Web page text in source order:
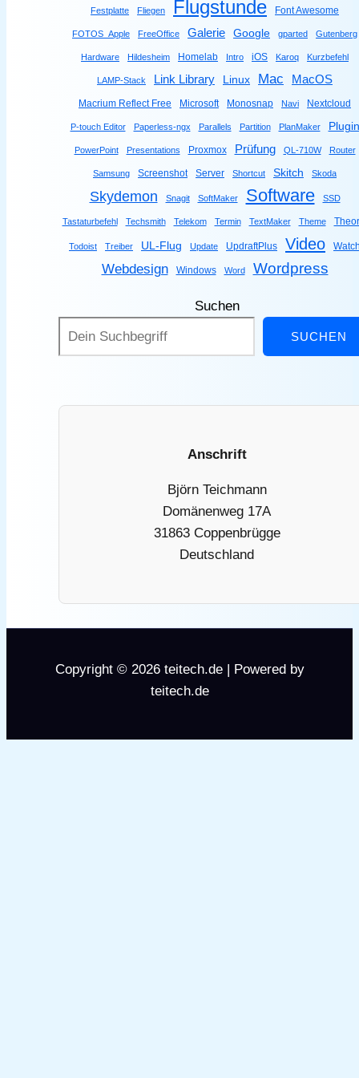
Festplatte Fliegen Flugstunde Font Awesome
FOTOS_Apple FreeOffice Galerie Google gparted Gutenberg
Hardware Hildesheim Homelab Intro iOS Karoq Kurzbefehl
LAMP-Stack Link Library Linux Mac MacOS
Macrium Reflect Free Microsoft Monosnap Navi Nextcloud
P-touch Editor Paperless-ngx Parallels Partition PlanMaker Plugin
PowerPoint Presentations Proxmox Prüfung QL-710W Router
Samsung Screenshot Server Shortcut Skitch Skoda
Skydemon Snagit SoftMaker Software SSD
Tastaturbefehl Techsmith Telekom Termin TextMaker Theme
Todoist Treiber UL-Flug Update UpdraftPlus Video
Webdesign Windows Word Wordpress
Suchen
SUCHEN
Anschrift
Björn Teichmann
Domänenweg 17A
31863 Coppenbrügge
Deutschland
Copyright © 2026 teitech.de | Powered by
teitech.de